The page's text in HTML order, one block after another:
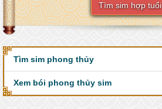
Tìm sim hợp tuổi
Tìm sim phong thủy
Xem bói phong thủy sim